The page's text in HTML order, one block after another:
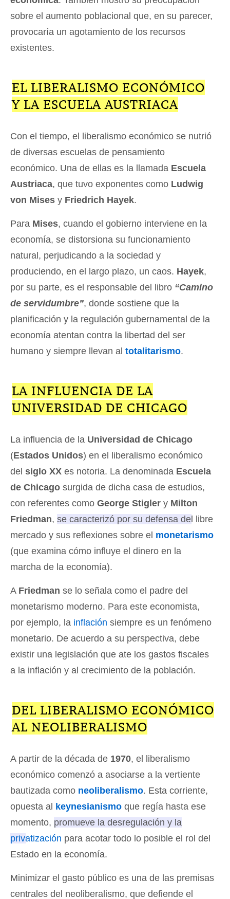
sobre el aumento poblacional que, en su parecer,
provocaría un agotamiento de los recursos
existentes.
EL LIBERALISMO ECONÓMICO
Y LA ESCUELA AUSTRIACA
Con el tiempo, el liberalismo económico se nutrió
de diversas escuelas de pensamiento
económico. Una de ellas es la llamada Escuela
Austriaca, que tuvo exponentes como Ludwig
von Mises y Friedrich Hayek.
Para Mises, cuando el gobierno interviene en la
economía, se distorsiona su funcionamiento
natural, perjudicando a la sociedad y
produciendo, en el largo plazo, un caos. Hayek,
por su parte, es el responsable del libro “Camino
de servidumbre”, donde sostiene que la
planificación y la regulación gubernamental de la
economía atentan contra la libertad del ser
humano y siempre llevan al totalitarismo.
LA INFLUENCIA DE LA
UNIVERSIDAD DE CHICAGO
La influencia de la Universidad de Chicago
(Estados Unidos) en el liberalismo económico
del siglo XX es notoria. La denominada Escuela
de Chicago surgida de dicha casa de estudios,
con referentes como George Stigler y Milton
Friedman, se caracterizó por su defensa del libre
mercado y sus reflexiones sobre el monetarismo
(que examina cómo influye el dinero en la
marcha de la economía).
A Friedman se lo señala como el padre del
monetarismo moderno. Para este economista,
por ejemplo, la inflación siempre es un fenómeno
monetario. De acuerdo a su perspectiva, debe
existir una legislación que ate los gastos fiscales
a la inflación y al crecimiento de la población.
DEL LIBERALISMO ECONÓMICO
AL NEOLIBERALISMO
A partir de la década de 1970, el liberalismo
económico comenzó a asociarse a la vertiente
bautizada como neoliberalismo. Esta corriente,
opuesta al keynesianismo que regía hasta ese
momento, promueve la desregulación y la
privatización para acotar todo lo posible el rol del
Estado en la economía.
Minimizar el gasto público es una de las premisas
centrales del neoliberalismo, que defiende el